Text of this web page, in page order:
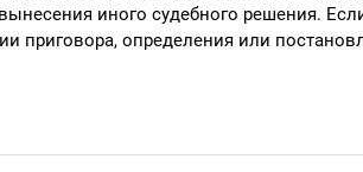
иного судебного решения.
приговора, определения или